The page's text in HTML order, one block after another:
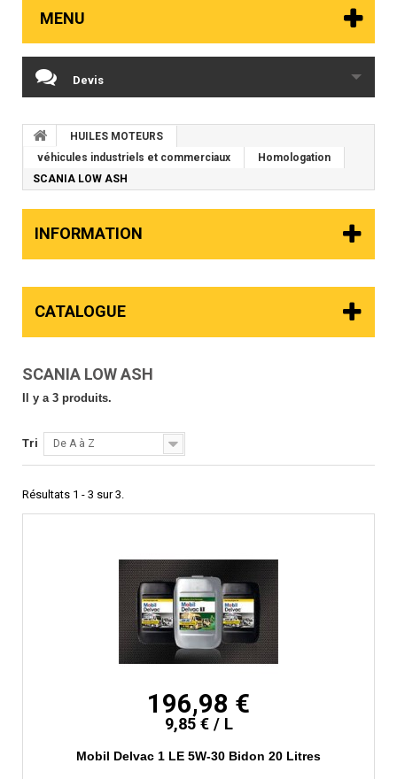
MENU
Devis
HUILES MOTEURS
véhicules industriels et commerciaux
Homologation
SCANIA LOW ASH
INFORMATION
CATALOGUE
SCANIA LOW ASH
Il y a 3 produits.
Tri De A à Z
Résultats 1 - 3 sur 3.
196,98 €
9,85 € / L
Mobil Delvac 1 LE 5W-30 Bidon 20 Litres